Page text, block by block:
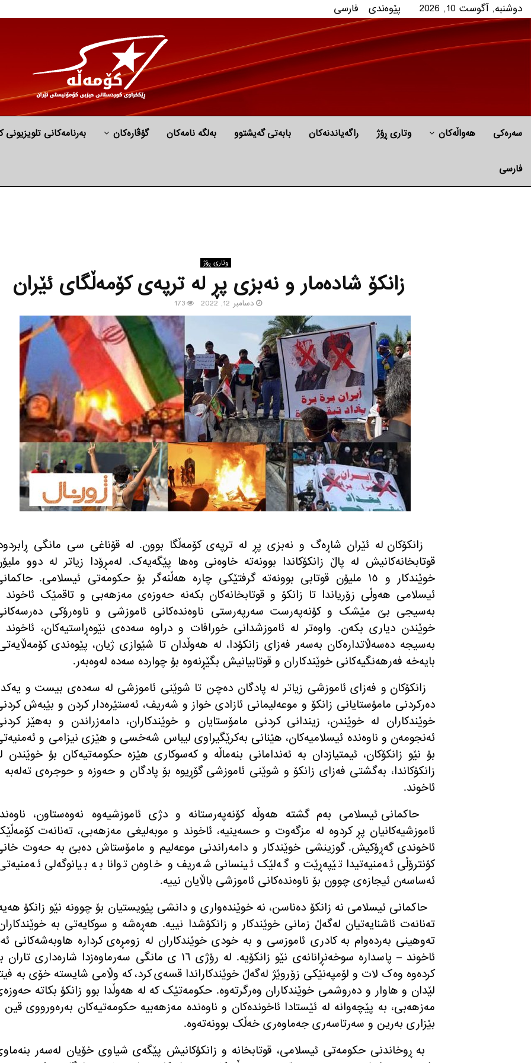
دوشنبه, آگوست 10, 2026 پێوه‌ندی فارسی
سەرەکی هه‌واڵه‌کان وتاری ڕۆژ راگه‌یاندنه‌كان بابه‌تی گه‌یشتوو به‌لگه‌ نامه‌كان گۆڤارەکان بەرنامەکانی تلویزیونی
فارسی
وتاری ڕۆژ
زانکۆ شاده‌مار و نەبزی پڕ لە ترپەی کۆمەڵگای ئێران
دسامبر 12, 2022 173
زانکۆکان لە ئێران شاڕەگ و نەبزی پڕ لە ترپەی کۆمەڵگا بوون. لە قۆناغی سی مانگی
قوتابخانەکانیش لە پاڵ زانکۆکاندا بوونەتە خاوەنی وەها پێگەیەک. لەمڕۆدا زیاتر لە دوو
خوێندکار و ١٥ ملیۆن قوتابی بوونەتە گرفتێکی چارە هەڵنەگر بۆ حکومەتی ئیسلامی.
ئیسلامی هەوڵی زۆریاندا تا زانکۆ و قوتابخانەکان بکەنە حەوزەی مەزهەبی و تاقمێک ئاخوند
بەسیجی بێ مێشک و کۆنەپەرست سەرپەرستی ناوەندەکانی ئاموزشی و ناوەرۆکی
خوێندن دیاری بکەن. واوەتر لە ئاموزشدانی خورافات و دراوە سەدەی نێوەڕاستیەکان، ئاخوند
بەسیجە دەسەڵاتدارەکان بەسەر فەزای زانکۆدا، لە هەوڵدان تا شێوازی ژیان، پێوەندی
بایەخە فەرهەنگیەکانی خوێندکاران و قوتابیانیش بگێڕنەوە بۆ چواردە سەدە لەوەبەر.
زانکۆکان و فەزای ئاموزشی زیاتر لە پادگان دەچن تا شوێنی ئاموزشی لە سەدەی بیست و
دەرکردنی مامۆستایانی زانکۆ و موعەلیمانی ئازادی خواز و شەریف، ئەستێرەدار کردن و بێبەش
خوێندکاران لە خوێندن، زیندانی کردنی مامۆستایان و خوێندکاران، دامەزراندن و بەهێز
ئەنجومەن و ناوەندە ئیسلامیەکان، هێنانی بەکرێگیراوی لیباس شەخسی و هێزی نیزامی و
بۆ نێو زانکۆکان، ئیمتیازدان بە ئەندامانی بنەماڵە و کەسوکاری هێزە حکومەتیەکان بۆ خوێندن
زانکۆکاندا، بەگشتی فەزای زانکۆ و شوێنی ئاموزشی گۆڕیوە بۆ پادگان و حەوزە و حوجرەی تەلەبە
ئاخوند.
حاکمانی ئیسلامی بەم گشتە هەوڵە کۆنەپەرستانە و دژی ئاموزشیەوە نەوەستاون،
ئاموزشیەکانیان پڕ کردوە لە مزگەوت و حسەینیە، ئاخوند و موبەلیغی مەزهەبی، تەنانەت
ئاخوندی گەڕۆکیش. گوزینشی خوێندکار و دامەراندنی موعەلیم و مامۆستاش دەبێ بە حەوت
کۆنترۆڵی ئەمنیەتیدا تێپەڕێت و گەلێک ئینسانی شەریف و خاوەن توانا بە بیانوگەلی
ئەساسەن ئیجازەی چوون بۆ ناوەندەکانی ئاموزشی باڵایان نییە.
حاکمانی ئیسلامی نە زانکۆ دەناسن، نە خوێندەواری و دانشی پێویستیان بۆ چوونە نێو زانکۆ
تەنانەت ئاشنایەتیان لەگەڵ زمانی خوێندکار و زانکۆشدا نییە. هەڕەشە و سوکایەتی بە
تەوهینی بەردەوام بە کادری ئاموزسی و بە خودی خوێندکاران لە زومڕەی کردارە هاوبەشەکانی
ئاخوند – پاسدارە سوخەنڕانانەی نێو زانکۆیە. لە رۆژی ١٦ ی مانگی سەرماوەزدا شارەداری
کردەوە وەک لات و لۆمپەنێکی زۆروێژ لەگەڵ خوێندکاراندا قسەی کرد، کە وڵامی شایستە خۆی بە
لێدان و هاوار و دەروشمی خوێندکاران وەرگرتەوە. حکومەتێک کە لە هەوڵدا بوو زانکۆ بکاتە
مەزهەبی، بە پێچەوانە لە ئێستادا ئاخوندەکان و ناوەندە مەزهەبیە حکومەتیەکان بەرەورووی قین
بێزاری بەرین و سەرتاسەری جەماوەری خەڵک بوونەتەوە.
بە ڕوخاندنی حکومەتی ئیسلامی، قوتابخانە و زانکۆکانیش پێگەی شیاوی خۆیان لەسەر